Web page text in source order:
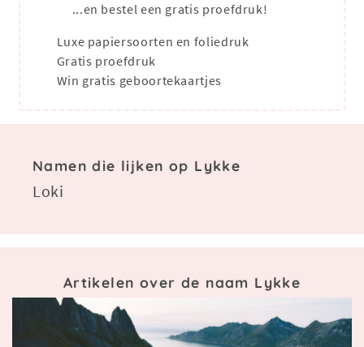
...en bestel een gratis proefdruk!
Luxe papiersoorten en foliedruk
Gratis proefdruk
Win gratis geboortekaartjes
Namen die lijken op Lykke
Loki
Artikelen over de naam Lykke